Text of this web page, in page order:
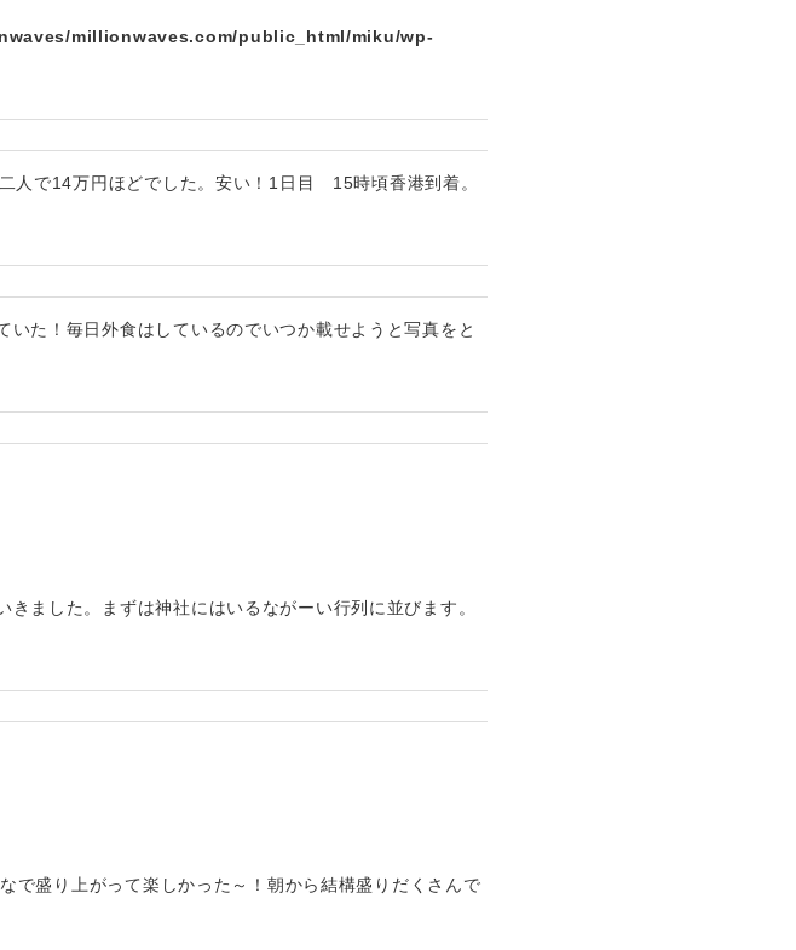
millionwaves.com/public_html/miku/wp-
人で14万円ほどでした。安い！1日目 15時頃香港到着。
た！毎日外食はしているのでいつか載せようと写真をと
ました。まずは神社にはいるながーい行列に並びます。
で盛り上がって楽しかった～！朝から結構盛りだくさんで